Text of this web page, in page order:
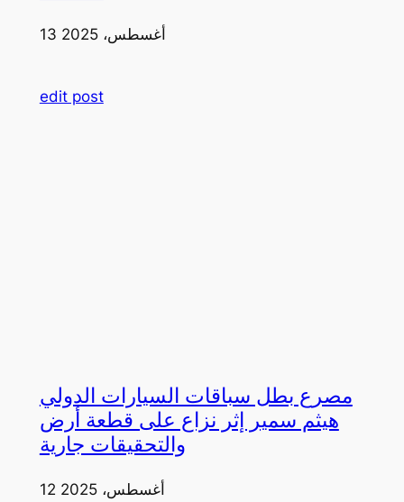
13 أغسطس، 2025
edit post
مصرع بطل سباقات السيارات الدولي
هيثم سمير إثر نزاع على قطعة أرض
والتحقيقات جارية
12 أغسطس، 2025